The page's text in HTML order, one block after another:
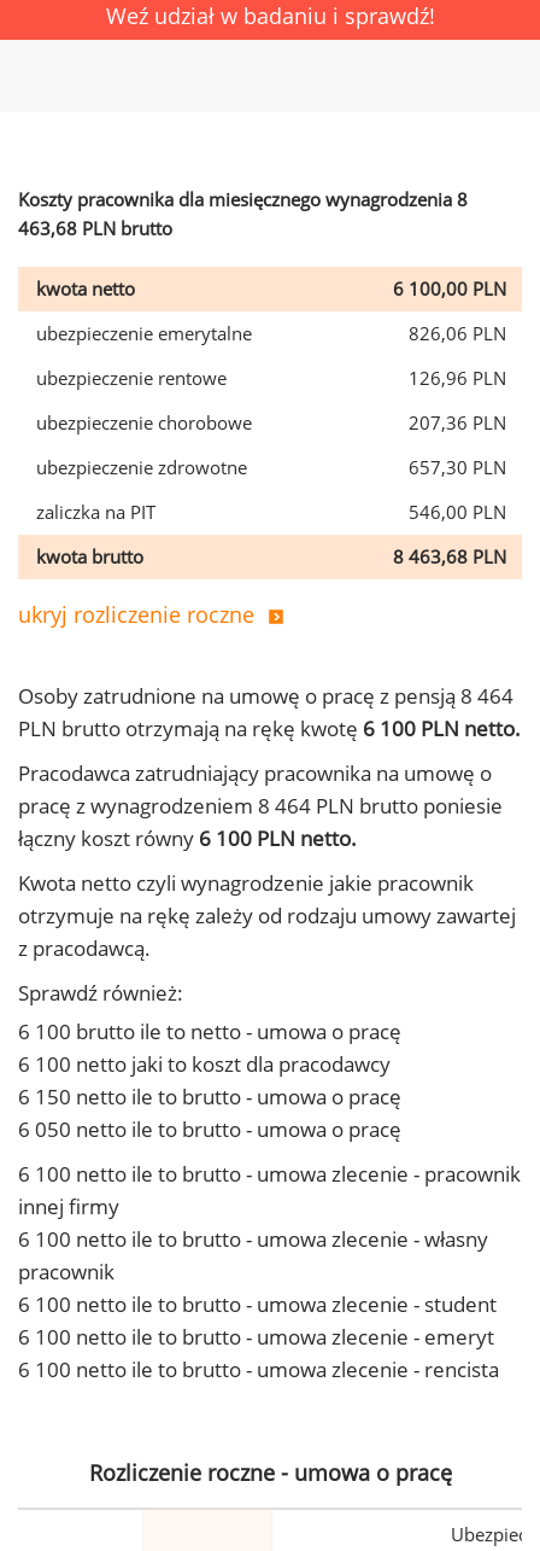
Weź udział w badaniu i sprawdź!
Koszty pracownika dla miesięcznego wynagrodzenia 8
463,68 PLN brutto
kwota netto
6 100,00 PLN
ubezpieczenie emerytalne
826,06 PLN
ubezpieczenie rentowe
126,96 PLN
ubezpieczenie chorobowe
207,36 PLN
ubezpieczenie zdrowotne
657,30 PLN
zaliczka na PIT
546,00 PLN
kwota brutto
8 463,68 PLN
ukryj rozliczenie roczne
Osoby zatrudnione na umowę o pracę z pensją 8 464
PLN brutto otrzymają na rękę kwotę 6 100 PLN netto.
Pracodawca zatrudniający pracownika na umowę o
pracę z wynagrodzeniem 8 464 PLN brutto poniesie
łączny koszt równy 6 100 PLN netto.
Kwota netto czyli wynagrodzenie jakie pracownik
otrzymuje na rękę zależy od rodzaju umowy zawartej
z pracodawcą.
Sprawdź również:
6 100 brutto ile to netto - umowa o pracę
6 100 netto jaki to koszt dla pracodawcy
6 150 netto ile to brutto - umowa o pracę
6 050 netto ile to brutto - umowa o pracę
6 100 netto ile to brutto - umowa zlecenie - pracownik
innej firmy
6 100 netto ile to brutto - umowa zlecenie - własny
pracownik
6 100 netto ile to brutto - umowa zlecenie - student
6 100 netto ile to brutto - umowa zlecenie - emeryt
6 100 netto ile to brutto - umowa zlecenie - rencista
Rozliczenie roczne - umowa o pracę